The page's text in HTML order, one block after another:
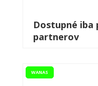
Dostupné iba
partnerov
WANAS